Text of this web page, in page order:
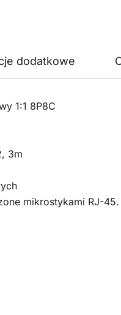
dodatkowe
1:1 8P8C
3m
mikrostykami RJ-45.